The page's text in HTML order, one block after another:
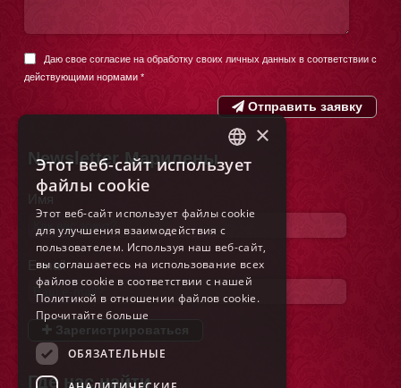
Даю свое согласие на обработку своих личных данных в соответствии с
действующими нормами*
Отправить заявку
Newsletter Марилены
Имя
E-mail
Зарегистрироваться
Где нас найти
ITALIAN
GERMAN
SPANISH
×
Этот веб-сайт использует
файлы cookie
Этот веб-сайт использует файлы cookie
для улучшения взаимодействия с
пользователем. Используя наш веб-сайт,
вы соглашаетесь на использование всех
файлов cookie в соответствии с нашей
Политикой в ​​отношении файлов cookie.
Прочитайте больше
ОБЯЗАТЕЛЬНЫЕ